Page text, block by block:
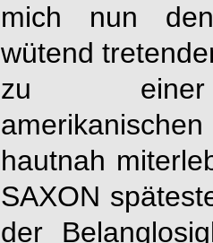
mich nun
wütend
zu einer
hautnah
SAXON
der